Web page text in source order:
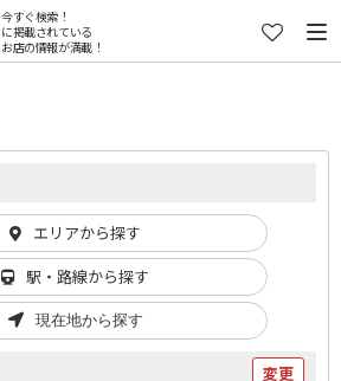
すぐ検索！
掲載されている
店の情報が満載！
エリアから探す
駅・路線から探す
現在地から探す
変更